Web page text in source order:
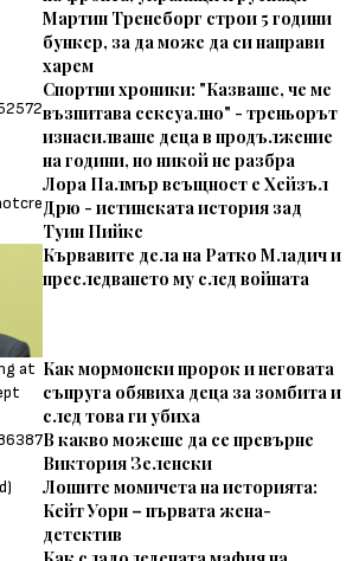
Мартин Тренеборг строи 5 години
бункер, за да може да си направи
харем
Спортни хроники: "Казваше, че ме
възпитава сексуално" - треньорът
изнасилваше деца в продължение
на години, но никой не разбра
Лора Палмър всъщност е Хейзъл
Дрю - истинската история зад
Туин Пийкс
Кървавите дела на Ратко Младич и
преследването му след войната
Как мормонски пророк и неговата
съпруга обявиха деца за зомбита и
след това ги убиха
В какво можеше да се превърне
Виктория Зеленски
Лошите момичета на историята:
Кейт Уорн – първата жена-
детектив